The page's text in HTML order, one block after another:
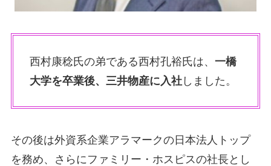
西村康稔氏の弟である西村孔裕氏は、 一橋
大学を卒業後、三井物産に入社しました。
その後は外資系企業アラマークの日本法人トップ
を務め、さらにファミリー・ホスピスの社長とし